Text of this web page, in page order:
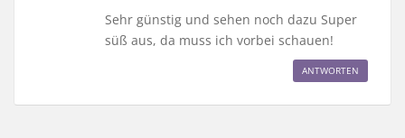
Sehr günstig und sehen noch dazu Super
süß aus, da muss ich vorbei schauen!
ANTWORTEN